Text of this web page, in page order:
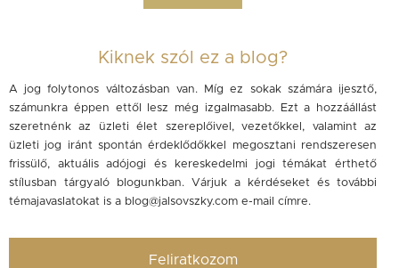
Kiknek szól ez a blog?
A jog folytonos változásban van. Míg ez sokak számára ijesztő,
számunkra éppen ettől lesz még izgalmasabb. Ezt a hozzáállást
szeretnénk az üzleti élet szereplőivel, vezetőkkel, valamint az
üzleti jog iránt spontán érdeklődőkkel megosztani rendszeresen
frissülő, aktuális adójogi és kereskedelmi jogi témákat érthető
stílusban tárgyaló blogunkban. Várjuk a kérdéseket és további
témajavaslatokat is a blog@jalsovszky.com e-mail címre.
Feliratkozom